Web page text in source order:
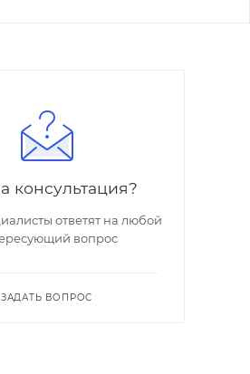
консультация?
ответят на любой
вопрос
ЗАДАТЬ ВОПРОС